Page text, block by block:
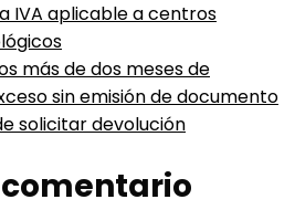
IVA aplicable a centros
más de dos meses de
sin emisión de documento
solicitar devolución